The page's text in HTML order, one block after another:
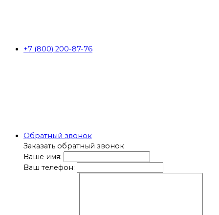
+7 (800) 200-87-76
Обратный звонок
Заказать обратный звонок
Ваше имя:
Ваш телефон: